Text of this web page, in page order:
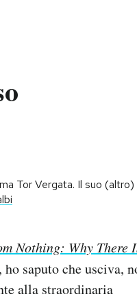
Tor Vergata. Il suo (altro)
Nothing: Why There
saputo che usciva,
alla straordinaria